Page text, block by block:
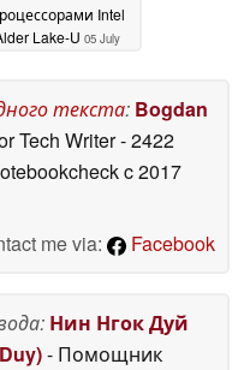
Intel
Lake-U 05 July
текста: Bogdan
Tech Writer- 2422
c 2017
me via:
Facebook
Нин Нгок Дуй
- Помощник